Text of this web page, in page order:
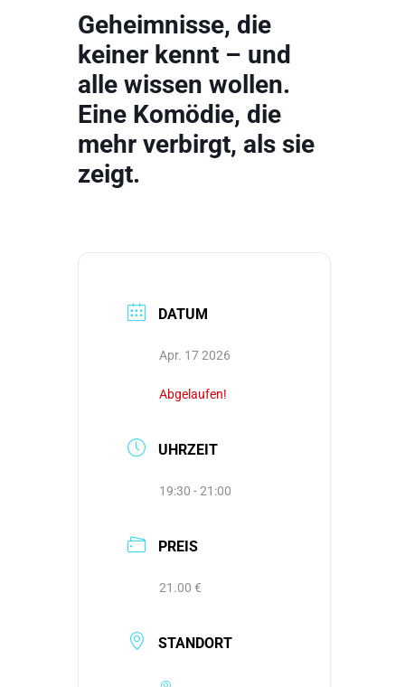
Geheimnisse, die
keiner kennt – und
alle wissen wollen.
Eine Komödie, die
mehr verbirgt, als sie
zeigt.
DATUM
Apr. 17 2026
Abgelaufen!
UHRZEIT
19:30 - 21:00
PREIS
21.00 €
STANDORT